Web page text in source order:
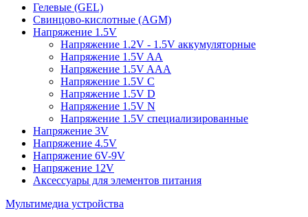
Гелевые (GEL)
Свинцово-кислотные (AGM)
Напряжение 1.5V
Напряжение 1.2V - 1.5V аккумуляторные
Напряжение 1.5V AA
Напряжение 1.5V AAA
Напряжение 1.5V C
Напряжение 1.5V D
Напряжение 1.5V N
Напряжение 1.5V специализированные
Напряжение 3V
Напряжение 4.5V
Напряжение 6V-9V
Напряжение 12V
Аксессуары для элементов питания
Мультимедиа устройства